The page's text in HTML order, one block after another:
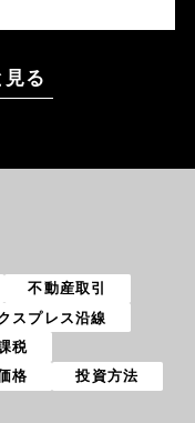
見る
不動産取引
スプレス沿線
税
格
投資方法